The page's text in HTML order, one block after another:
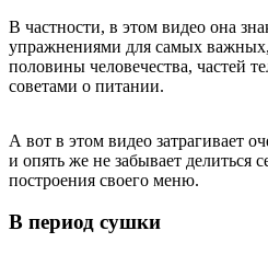
В частности, в этом видео она
упражнениями для самых
половины человечества, частей
советами о питании.
А вот в этом видео затрагивает
и опять же не забывает делиться
построения своего меню.
В период сушки